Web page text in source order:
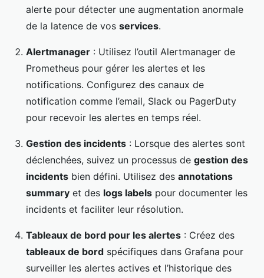
alerte pour détecter une augmentation anormale
de la latence de vos services.
Alertmanager : Utilisez l’outil Alertmanager de
Prometheus pour gérer les alertes et les
notifications. Configurez des canaux de
notification comme l’email, Slack ou PagerDuty
pour recevoir les alertes en temps réel.
Gestion des incidents : Lorsque des alertes sont
déclenchées, suivez un processus de gestion des
incidents bien défini. Utilisez des annotations
summary et des logs labels pour documenter les
incidents et faciliter leur résolution.
Tableaux de bord pour les alertes : Créez des
tableaux de bord spécifiques dans Grafana pour
surveiller les alertes actives et l’historique des